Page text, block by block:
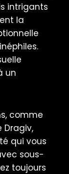
intrigants
la
un
comme
Dragiv,
qui vous
sous-
toujours